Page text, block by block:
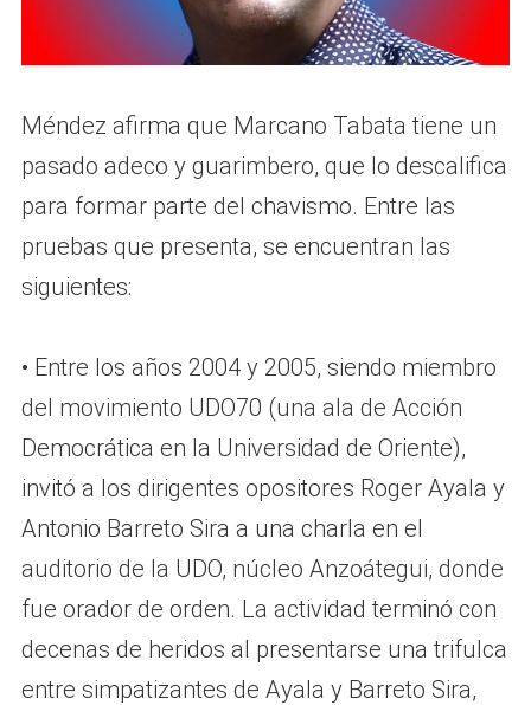
Méndez afirma que Marcano Tabata tiene un
pasado adeco y guarimbero, que lo descalifica
para formar parte del chavismo. Entre las
pruebas que presenta, se encuentran las
siguientes:
• Entre los años 2004 y 2005, siendo miembro
del movimiento UDO70 (una ala de Acción
Democrática en la Universidad de Oriente),
invitó a los dirigentes opositores Roger Ayala y
Antonio Barreto Sira a una charla en el
auditorio de la UDO, núcleo Anzoátegui, donde
fue orador de orden. La actividad terminó con
decenas de heridos al presentarse una trifulca
entre simpatizantes de Ayala y Barreto Sira,